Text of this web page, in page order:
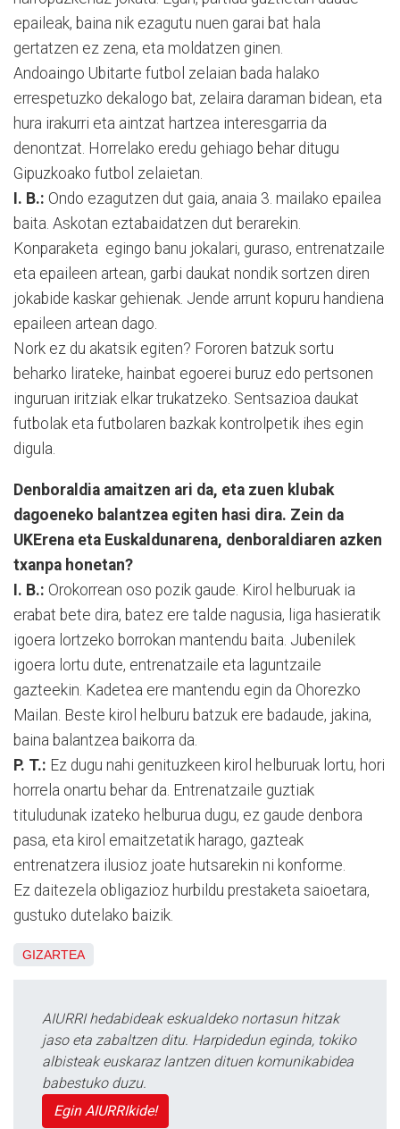
epaileak, baina nik ezagutu nuen garai bat hala
gertatzen ez zena, eta moldatzen ginen.
Andoaingo Ubitarte futbol zelaian bada halako
errespetuzko dekalogo bat, zelaira daraman bidean, eta
hura irakurri eta aintzat hartzea interesgarria da
denontzat. Horrelako eredu gehiago behar ditugu
Gipuzkoako futbol zelaietan.
I. B.: Ondo ezagutzen dut gaia, anaia 3. mailako epailea
baita. Askotan eztabaidatzen dut berarekin.
Konparaketa egingo banu jokalari, guraso, entrenatzaile
eta epaileen artean, garbi daukat nondik sortzen diren
jokabide kaskar gehienak. Jende arrunt kopuru handiena
epaileen artean dago.
Nork ez du akatsik egiten? Fororen batzuk sortu
beharko lirateke, hainbat egoerei buruz edo pertsonen
inguruan iritziak elkar trukatzeko. Sentsazioa daukat
futbolak eta futbolaren bazkak kontrolpetik ihes egin
digula.
Denboraldia amaitzen ari da, eta zuen klubak
dagoeneko balantzea egiten hasi dira. Zein da
UKErena eta Euskaldunarena, denboraldiaren azken
txanpa honetan?
I. B.: Orokorrean oso pozik gaude. Kirol helburuak ia
erabat bete dira, batez ere talde nagusia, liga hasieratik
igoera lortzeko borrokan mantendu baita. Jubenilek
igoera lortu dute, entrenatzaile eta laguntzaile
gazteekin. Kadetea ere mantendu egin da Ohorezko
Mailan. Beste kirol helburu batzuk ere badaude, jakina,
baina balantzea baikorra da.
P. T.: Ez dugu nahi genituzkeen kirol helburuak lortu, hori
horrela onartu behar da. Entrenatzaile guztiak
tituludunak izateko helburua dugu, ez gaude denbora
pasa, eta kirol emaitzetatik harago, gazteak
entrenatzera ilusioz joate hutsarekin ni konforme.
Ez daitezela obligazioz hurbildu prestaketa saioetara,
gustuko dutelako baizik.
GIZARTEA
AIURRI hedabideak eskualdeko nortasun hitzak
jaso eta zabaltzen ditu. Harpidedun eginda, tokiko
albisteak euskaraz lantzen dituen komunikabidea
babestuko duzu.
Egin AIURRIkide!